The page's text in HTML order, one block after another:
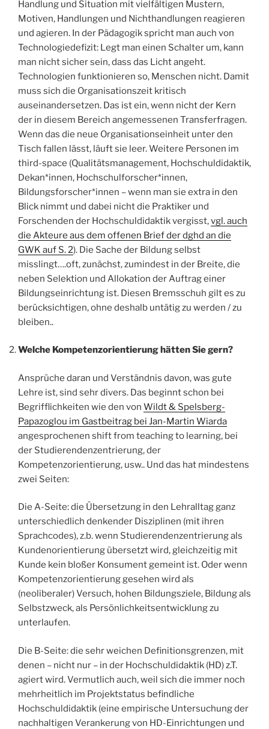
Handlung und Situation mit vielfältigen Mustern,
Motiven, Handlungen und Nichthandlungen reagieren
und agieren. In der Pädagogik spricht man auch von
Technologiedefizit: Legt man einen Schalter um, kann
man nicht sicher sein, dass das Licht angeht.
Technologien funktionieren so, Menschen nicht. Damit
muss sich die Organisationszeit kritisch
auseinandersetzen. Das ist ein, wenn nicht der Kern
der in diesem Bereich angemessenen Transferfragen.
Wenn das die neue Organisationseinheit unter den
Tisch fallen lässt, läuft sie leer. Weitere Personen im
third-space (Qualitätsmanagement, Hochschuldidaktik,
Dekan*innen, Hochschulforscher*innen,
Bildungsforscher*innen – wenn man sie extra in den
Blick nimmt und dabei nicht die Praktiker und
Forschenden der Hochschuldidaktik vergisst,vgl. auch
die Akteure aus dem offenen Brief der dghd an die
GWK auf S. 2). Die Sache der Bildung selbst
misslingt….oft, zunächst, zumindest in der Breite, die
neben Selektion und Allokation der Auftrag einer
Bildungseinrichtung ist. Diesen Bremsschuh gilt es zu
berücksichtigen, ohne deshalb untätig zu werden / zu
bleiben..
Welche Kompetenzorientierung hätten Sie gern?
Ansprüche daran und Verständnis davon, was gute
Lehre ist, sind sehr divers. Das beginnt schon bei
Begrifflichkeiten wie den von Wildt & Spelsberg-
Papazoglou im Gastbeitrag bei Jan-Martin Wiarda
angesprochenen shift from teaching to learning, bei
der Studierendenzentrierung, der
Kompetenzorientierung, usw.. Und das hat mindestens
zwei Seiten:
Die A-Seite: die Übersetzung in den Lehralltag ganz
unterschiedlich denkender Disziplinen (mit ihren
Sprachcodes), z.b. wenn Studierendenzentrierung als
Kundenorientierung übersetzt wird, gleichzeitig mit
Kunde kein bloßer Konsument gemeint ist. Oder wenn
Kompetenzorientierung gesehen wird als
(neoliberaler) Versuch, hohen Bildungsziele, Bildung als
Selbstzweck, als Persönlichkeitsentwicklung zu
unterlaufen.
Die B-Seite: die sehr weichen Definitionsgrenzen, mit
denen – nicht nur – in der Hochschuldidaktik (HD) z.T.
agiert wird. Vermutlich auch, weil sich die immer noch
mehrheitlich im Projektstatus befindliche
Hochschuldidaktik (eine empirische Untersuchung der
nachhaltigen Verankerung von HD-Einrichtungen und